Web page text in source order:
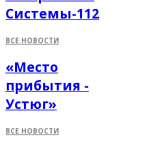
Системы-112
ВСЕ НОВОСТИ
«Место
прибытия -
Устюг»
ВСЕ НОВОСТИ